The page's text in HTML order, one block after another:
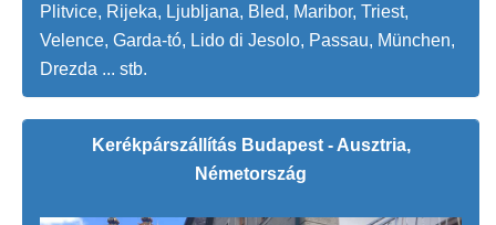
Plitvice, Rijeka, Ljubljana, Bled, Maribor, Triest,
Velence, Garda-tó, Lido di Jesolo, Passau, München,
Drezda ... stb.
Kerékpárszállítás Budapest - Ausztria,
Németország